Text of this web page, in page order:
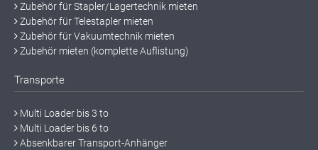
Zubehör für Stapler/Lagertechnik mieten
Zubehör für Telestapler mieten
Zubehör für Vakuumtechnik mieten
Zubehör mieten (komplette Auflistung)
Transporte
Multi Loader bis 3 to
Multi Loader bis 6 to
Absenkbarer Transport-Anhänger